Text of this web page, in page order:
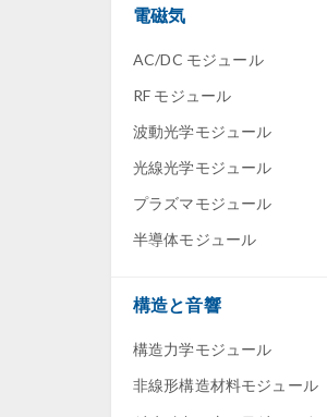
電磁気
AC/DC モジュール
RF モジュール
波動光学モジュール
光線光学モジュール
プラズマモジュール
半導体モジュール
構造と音響
構造力学モジュール
非線形構造材料モジュール